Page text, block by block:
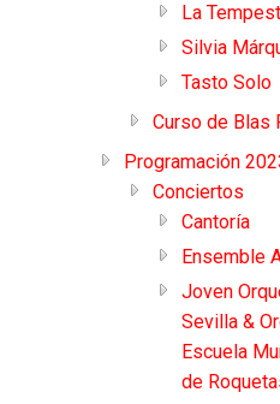
La
Silvia
Tasto Solo
Curso de Blas
Programación
Conciertos
Cantoría
Ensemble
Joven
Sevilla &
Escuela
de